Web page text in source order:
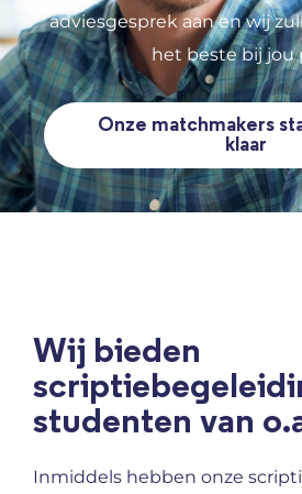
adviesgesprek aan en wij
het beste bij jou
Onze matchmakers
klaar
Wij bieden
studenten van
Inmiddels hebben onze